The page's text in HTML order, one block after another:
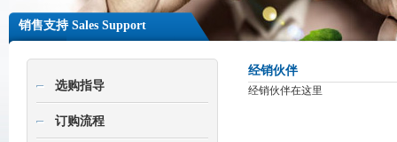
销售支持 Sales Support
选购指导
订购流程
经销伙伴
经销伙伴在这里